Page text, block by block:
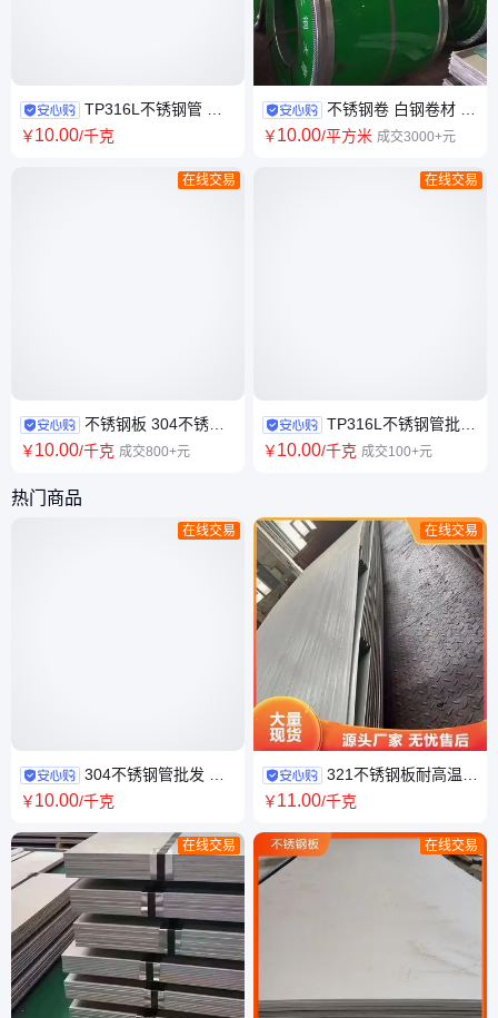
TP316L不锈钢管 耐
腐蚀不锈钢管材 31603精密管
￥10.00/千克
在线交易
不锈钢板 304不锈钢
板材 可压花可切割 可折弯白钢
￥10.00/千克 成交800+元
不锈钢卷 白钢卷材 磨
砂不锈钢带 抛光镜面钢带耐腐
￥10.00/平方米 成交3000+元
在线交易
TP316L不锈钢管批发
非标定制 支持 定制加工 白钢管
￥10.00/千克 成交100+元
热门商品
在线交易
304不锈钢管批发 伸
长率δ（%） 50 大小口径可选
￥10.00/千克
在线交易
在线交易
321不锈钢板耐高温9
镍新标开平 表面 热轧 耐酸碱
￥11.00/千克
在线交易